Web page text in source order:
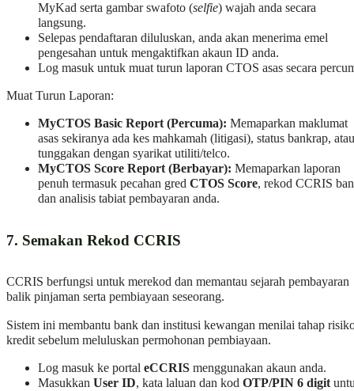
MyKad serta gambar swafoto (selfie) wajah anda secara
langsung.
Selepas pendaftaran diluluskan, anda akan menerima emel
pengesahan untuk mengaktifkan akaun ID anda.
Log masuk untuk muat turun laporan CTOS asas secara
Muat Turun Laporan:
MyCTOS Basic Report (Percuma): Memaparkan maklumat
asas sekiranya ada kes mahkamah (litigasi), status bankrap, atau
tunggakan dengan syarikat utiliti/telco.
MyCTOS Score Report (Berbayar): Memaparkan laporan
penuh termasuk pecahan gred CTOS Score, rekod CCRIS
dan analisis tabiat pembayaran anda.
7. Semakan Rekod CCRIS
CCRIS berfungsi untuk merekod dan memantau sejarah pembayaran
balik pinjaman serta pembiayaan seseorang.
Sistem ini membantu bank dan institusi kewangan menilai tahap
kredit sebelum meluluskan permohonan pembiayaan.
Log masuk ke portal eCCRIS menggunakan akaun anda.
Masukkan User ID, kata laluan dan kod OTP/PIN 6 digit